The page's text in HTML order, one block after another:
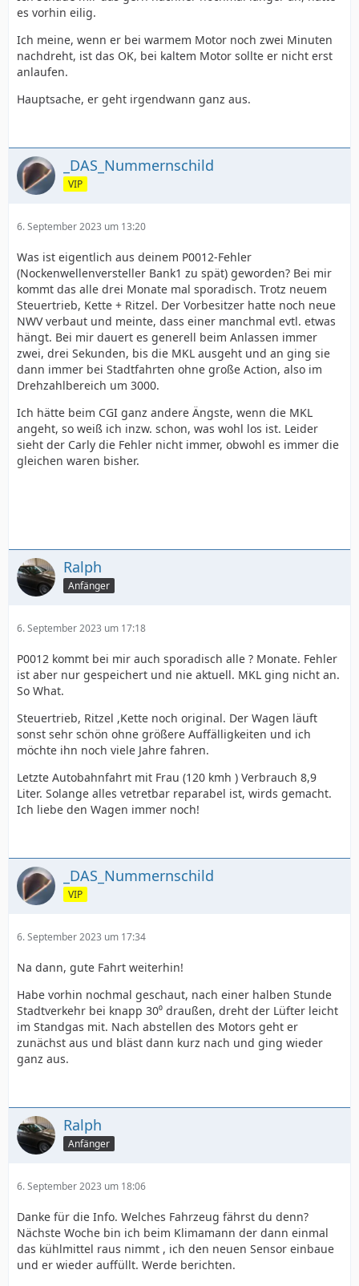
es vorhin eilig.
Ich meine, wenn er bei warmem Motor noch zwei Minuten
nachdreht, ist das OK, bei kaltem Motor sollte er nicht erst
anlaufen.
Hauptsache, er geht irgendwann ganz aus.
_DAS_Nummernschild
VIP
6. September 2023 um 13:20
Was ist eigentlich aus deinem P0012-Fehler
(Nockenwellenversteller Bank1 zu spät) geworden? Bei mir
kommt das alle drei Monate mal sporadisch. Trotz neuem
Steuertrieb, Kette + Ritzel. Der Vorbesitzer hatte noch neue
NWV verbaut und meinte, dass einer manchmal evtl. etwas
hängt. Bei mir dauert es generell beim Anlassen immer
zwei, drei Sekunden, bis die MKL ausgeht und an ging sie
dann immer bei Stadtfahrten ohne große Action, also im
Drehzahlbereich um 3000.
Ich hätte beim CGI ganz andere Ängste, wenn die MKL
angeht, so weiß ich inzw. schon, was wohl los ist. Leider
sieht der Carly die Fehler nicht immer, obwohl es immer die
gleichen waren bisher.
Ralph
Anfänger
6. September 2023 um 17:18
P0012 kommt bei mir auch sporadisch alle ? Monate. Fehler
ist aber nur gespeichert und nie aktuell. MKL ging nicht an.
So What.
Steuertrieb, Ritzel ,Kette noch original. Der Wagen läuft
sonst sehr schön ohne größere Auffälligkeiten und ich
möchte ihn noch viele Jahre fahren.
Letzte Autobahnfahrt mit Frau (120 kmh ) Verbrauch 8,9
Liter. Solange alles vetretbar reparabel ist, wirds gemacht.
Ich liebe den Wagen immer noch!
_DAS_Nummernschild
VIP
6. September 2023 um 17:34
Na dann, gute Fahrt weiterhin!
Habe vorhin nochmal geschaut, nach einer halben Stunde
Stadtverkehr bei knapp 30⁰ draußen, dreht der Lüfter leicht
im Standgas mit. Nach abstellen des Motors geht er
zunächst aus und bläst dann kurz nach und ging wieder
ganz aus.
Ralph
Anfänger
6. September 2023 um 18:06
Danke für die Info. Welches Fahrzeug fährst du denn?
Nächste Woche bin ich beim Klimamann der dann einmal
das kühlmittel raus nimmt , ich den neuen Sensor einbaue
und er wieder auffüllt. Werde berichten.